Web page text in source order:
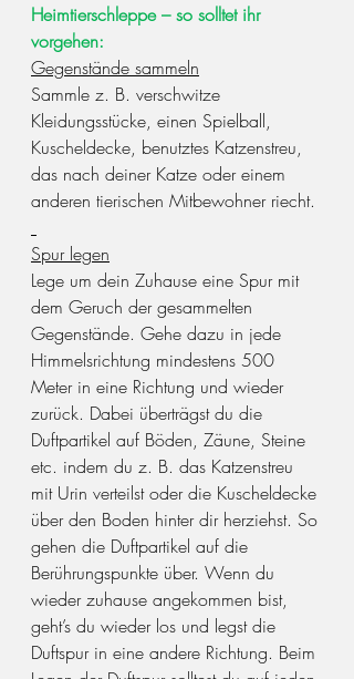
Heimtierschleppe – so solltet ihr
vorgehen:
Gegenstände sammeln
Sammle z. B. verschwitze
Kleidungsstücke, einen Spielball,
Kuscheldecke, benutztes Katzenstreu,
das nach deiner Katze oder einem
anderen tierischen Mitbewohner riecht.
Spur legen
Lege um dein Zuhause eine Spur mit
dem Geruch der gesammelten
Gegenstände. Gehe dazu in jede
Himmelsrichtung mindestens 500
Meter in eine Richtung und wieder
zurück. Dabei überträgst du die
Duftpartikel auf Böden, Zäune, Steine
etc. indem du z. B. das Katzenstreu
mit Urin verteilst oder die Kuscheldecke
über den Boden hinter dir herziehst. So
gehen die Duftpartikel auf die
Berührungspunkte über. Wenn du
wieder zuhause angekommen bist,
geht’s du wieder los und legst die
Duftspur in eine andere Richtung. Beim